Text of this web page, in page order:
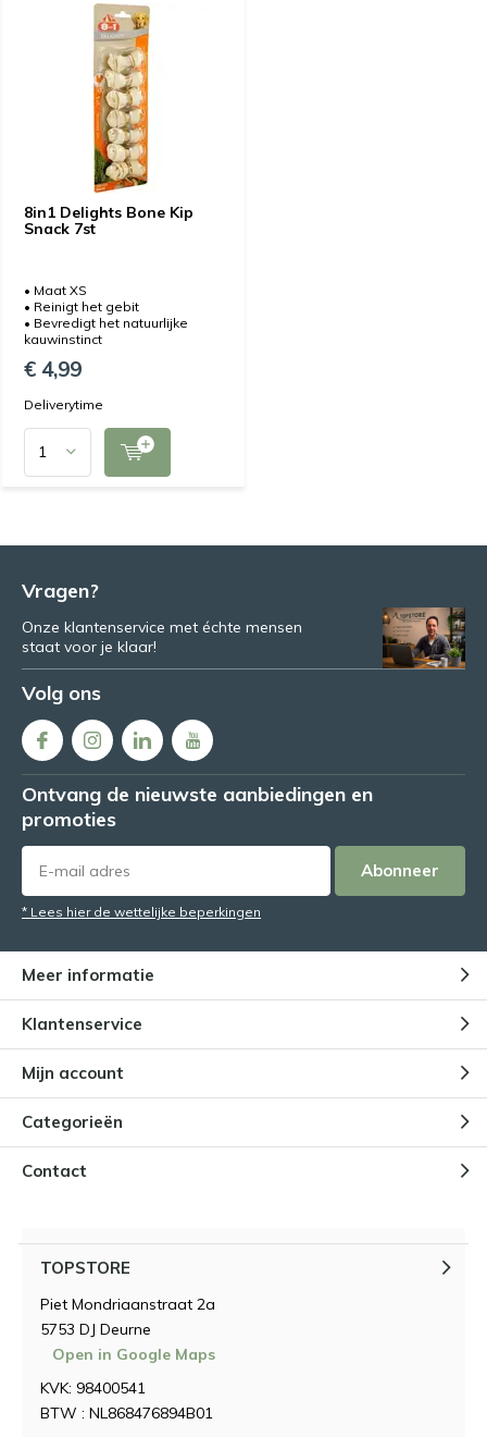
8in1 Delights Bone Kip
Snack 7st
• Maat XS
• Reinigt het gebit
• Bevredigt het natuurlijke
kauwinstinct
€ 4,99
Deliverytime
Vragen?
Onze klantenservice met échte mensen
staat voor je klaar!
Volg ons
Ontvang de nieuwste aanbiedingen en
promoties
Abonneer
* Lees hier de wettelijke beperkingen
Meer informatie
Klantenservice
Mijn account
Categorieën
Contact
TOPSTORE
Piet Mondriaanstraat 2a
5753 DJ Deurne
Open in Google Maps
KVK: 98400541
BTW : NL868476894B01